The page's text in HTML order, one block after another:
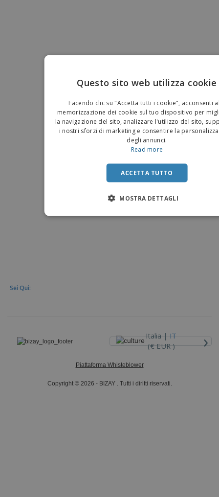
Sei Qui:
Italia |IT
(€ EUR )
›
Piattaforma Whisteblower
Copyright © 2026 - BIZAY . Tutti i diritti riservati.
Questo sito web utilizza cookie
Facendo clic su "Accetta tutti i cookie", acconsenti
memorizzazione dei cookie sul tuo dispositivo per
la navigazione del sito, analizzare l'utilizzo del sito,
i nostri sforzi di marketing e consentire la
degli annunci.
Read more
ACCETTA TUTTO
MOSTRA DETTAGLI